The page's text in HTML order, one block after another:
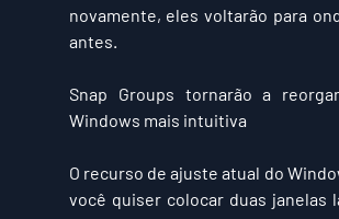
novamente, eles voltarão para
antes.
Snap Groups tornarão a
Windows mais intuitiva
O recurso de ajuste atual do
você quiser colocar duas janelas